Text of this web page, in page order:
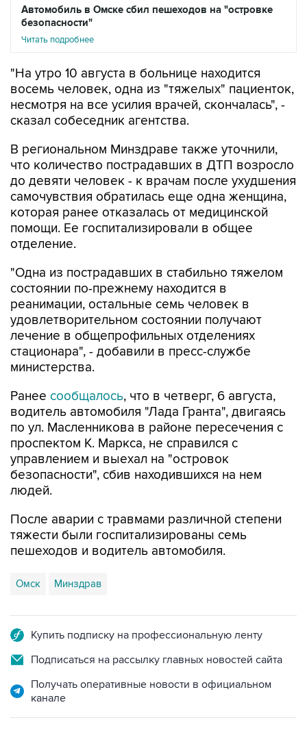
Автомобиль в Омске сбил пешеходов на "островке
безопасности"
Читать подробнее
"На утро 10 августа в больнице находится
восемь человек, одна из "тяжелых" пациенток,
несмотря на все усилия врачей, скончалась", -
сказал собеседник агентства.
В региональном Минздраве также уточнили,
что количество пострадавших в ДТП возросло
до девяти человек - к врачам после ухудшения
самочувствия обратилась еще одна женщина,
которая ранее отказалась от медицинской
помощи. Ее госпитализировали в общее
отделение.
"Одна из пострадавших в стабильно тяжелом
состоянии по-прежнему находится в
реанимации, остальные семь человек в
удовлетворительном состоянии получают
лечение в общепрофильных отделениях
стационара", - добавили в пресс-службе
министерства.
Ранее сообщалось, что в четверг, 6 августа,
водитель автомобиля "Лада Гранта", двигаясь
по ул. Масленникова в районе пересечения с
проспектом К. Маркса, не справился с
управлением и выехал на "островок
безопасности", сбив находившихся на нем
людей.
После аварии с травмами различной степени
тяжести были госпитализированы семь
пешеходов и водитель автомобиля.
Омск Минздрав
Купить подписку на профессиональную ленту
Подписаться на рассылку главных новостей сайта
Получать оперативные новости в официальном
канале